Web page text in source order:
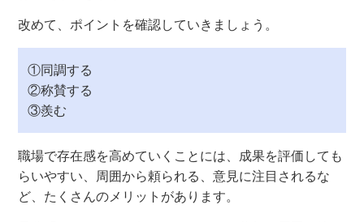
改めて、ポイントを確認していきましょう。
①同調する
②称賛する
③羨む
職場で存在感を高めていくことには、成果を評価しても
らいやすい、周囲から頼られる、意見に注目されるな
ど、たくさんのメリットがあります。